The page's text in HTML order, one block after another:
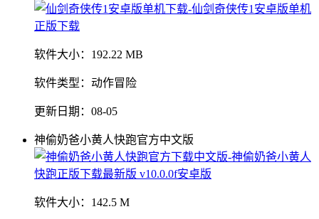
软件大小： 192.22 MB
软件类型： 动作冒险
更新日期： 08-05
神偷奶爸小黄人快跑官方中文版
软件大小： 142.5 M